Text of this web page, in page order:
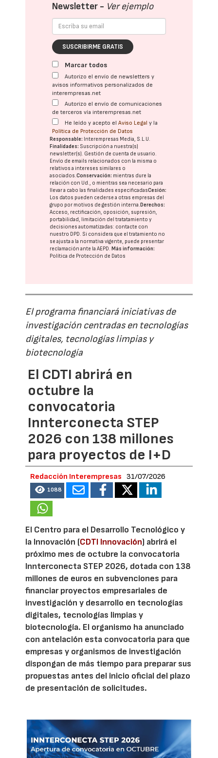
Newsletter - Ver ejemplo
SUSCRIBIRME GRATIS
Marcar todos
Autorizo el envío de newsletters y
avisos informativos personalizados de
interempresas.net
Autorizo el envío de comunicaciones
de terceros vía interempresas.net
He leído y acepto elAviso Legal y la
Política de Protección de Datos
Responsable: Interempresas Media, S.L.U.
Finalidades: Suscripción a nuestra(s)
newsletter(s). Gestión de cuenta de usuario.
Envío de emails relacionados con la misma o
relativos a intereses similares o
asociados.Conservación: mientras dure la
relación con Ud., o mientras sea necesario para
llevar a cabo las finalidades especificadasCesión:
Los datos pueden cederse a otras empresas del
grupo por motivos de gestión interna.Derechos:
Acceso, rectificación, oposición, supresión,
portabilidad, limitación del tratatamiento y
decisiones automatizadas: contacte con
nuestro DPD. Si considera que el tratamiento no
se ajusta a la normativa vigente, puede presentar
reclamación ante laAEPD.Más información:
Política de Protección de Datos
El programa financiará iniciativas de
investigación centradas en tecnologías
digitales, tecnologías limpias y
biotecnología
El CDTI abrirá en
octubre la
convocatoria
Innterconecta STEP
2026 con 138 millones
para proyectos de I+D
Redacción Interempresas 31/07/2026
1088
El Centro para el Desarrollo Tecnológico y
la Innovación (CDTI Innovación) abrirá el
próximo mes de octubre la convocatoria
Innterconecta STEP 2026, dotada con 138
millones de euros en subvenciones para
financiar proyectos empresariales de
investigación y desarrollo en tecnologías
digitales, tecnologías limpias y
biotecnología. El organismo ha anunciado
con antelación esta convocatoria para que
empresas y organismos de investigación
dispongan de más tiempo para preparar sus
propuestas antes del inicio oficial del plazo
de presentación de solicitudes.